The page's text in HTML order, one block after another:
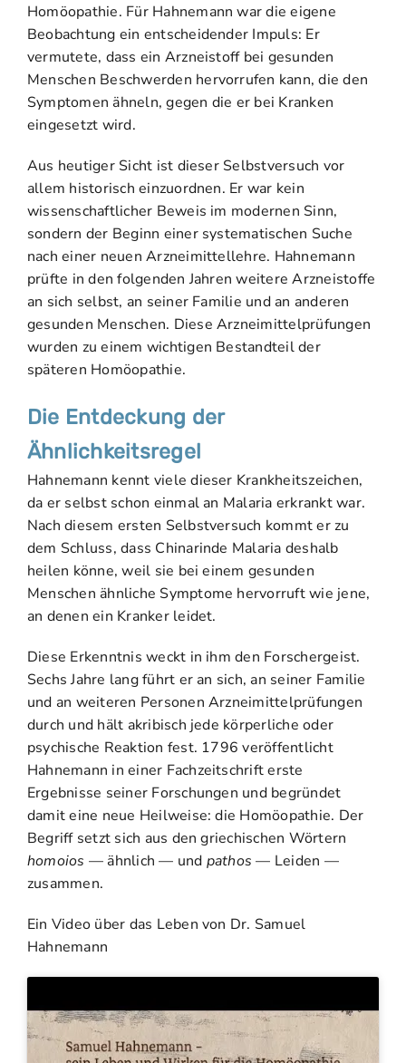
Homöopathie. Für Hahnemann war die eigene
Beobachtung ein entscheidender Impuls: Er
vermutete, dass ein Arzneistoff bei gesunden
Menschen Beschwerden hervorrufen kann, die den
Symptomen ähneln, gegen die er bei Kranken
eingesetzt wird.
Aus heutiger Sicht ist dieser Selbstversuch vor
allem historisch einzuordnen. Er war kein
wissenschaftlicher Beweis im modernen Sinn,
sondern der Beginn einer systematischen Suche
nach einer neuen Arzneimittellehre. Hahnemann
prüfte in den folgenden Jahren weitere Arzneistoffe
an sich selbst, an seiner Familie und an anderen
gesunden Menschen. Diese Arzneimittelprüfungen
wurden zu einem wichtigen Bestandteil der
späteren Homöopathie.
Die Entdeckung der
Ähnlichkeitsregel
Hahnemann kennt viele dieser Krankheitszeichen,
da er selbst schon einmal an Malaria erkrankt war.
Nach diesem ersten Selbstversuch kommt er zu
dem Schluss, dass Chinarinde Malaria deshalb
heilen könne, weil sie bei einem gesunden
Menschen ähnliche Symptome hervorruft wie jene,
an denen ein Kranker leidet.
Diese Erkenntnis weckt in ihm den Forschergeist.
Sechs Jahre lang führt er an sich, an seiner Familie
und an weiteren Personen Arzneimittelprüfungen
durch und hält akribisch jede körperliche oder
psychische Reaktion fest. 1796 veröffentlicht
Hahnemann in einer Fachzeitschrift erste
Ergebnisse seiner Forschungen und begründet
damit eine neue Heilweise: die Homöopathie. Der
Begriff setzt sich aus den griechischen Wörtern
homoios — ähnlich — und pathos — Leiden —
zusammen.
Ein Video über das Leben von Dr. Samuel
Hahnemann